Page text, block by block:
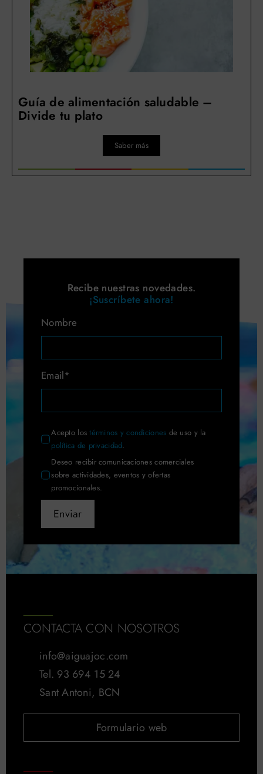
Guía de alimentación saludable –
Divide tu plato
Saber más
Recibe nuestras novedades.
¡Suscríbete ahora!
Nombre
Email*
Acepto lostérminos y condiciones de uso y la
política de privacidad.
Deseo recibir comunicaciones comerciales
sobre actividades, eventos y ofertas
promocionales.
Enviar
CONTACTA CON NOSOTROS
info@aiguajoc.com
Tel. 93 694 15 24
Sant Antoni, BCN
Formulario web